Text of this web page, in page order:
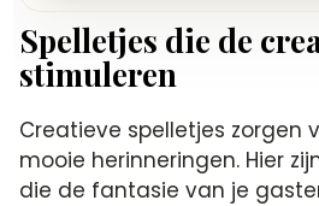
Spelletjes die de
stimuleren
Creatieve spelletjes zorgen
mooie herinneringen.​ Hier
die de fantasie van je